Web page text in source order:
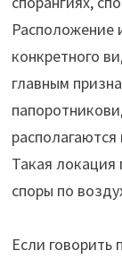
Расположение
конкретного
главным
располагаются
Такая локация
споры по
Если говорить